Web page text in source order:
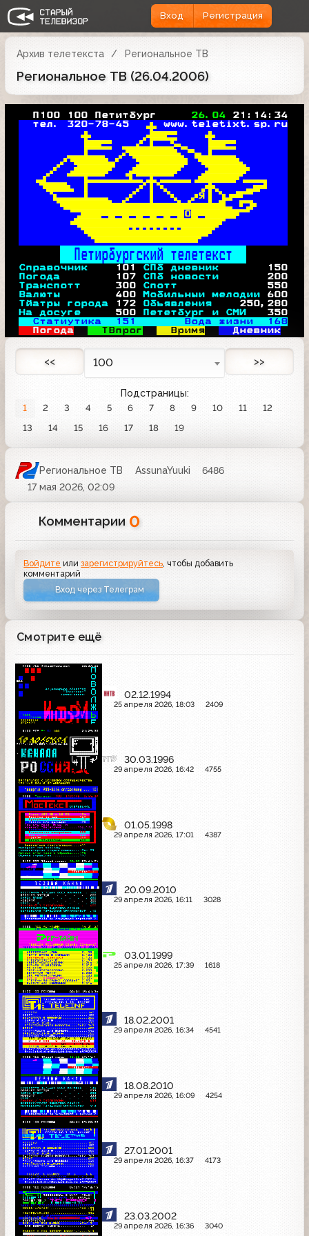
Вход Регистрация
Архив телетекста Региональное ТВ
Региональное ТВ (26.04.2006)
   П100 100 Петитбург
26.04 21:14:34
тел. 320-78-45  www.teletixt.sp.ru







Я

О



Петирбургский телетекст
Справочник 101 СПб дневник
150
Погода
107 СПб новости 200
Транспотт 300 Спотт
550
Валюты 400 Мобильныи мелодии 600
Тйатры города
172 Объявления 250,280
На досуге 500 Пететбург и СМИ
350
Статиутика
151
       Вода жизни
168
Погода
ТВпрог Вримя Дневник
<< 100 >>
Подстраницы:
1 2 3 4 5 6 7 8 9 10 11
12
13
14 15 16 17 18 19
Региональное ТВ AssunaYuuki
6486
17 мая 2026, 02:09
Комментарии 0
Войдите илизарегистрируйтесь, чтобы добавить
комментарий
Вход через Телеграм
Смотрите ещё
02.12.1994
25 апреля 2026, 18:03 2409
30.03.1996
29 апреля 2026, 16:42 4755
01.05.1998
29 апреля 2026, 17:01 4387
20.09.2010
29 апреля 2026, 16:11 3028
03.01.1999
25 апреля 2026, 17:39 1618
18.02.2001
29 апреля 2026, 16:34 4541
18.08.2010
29 апреля 2026, 16:09 4254
27.01.2001
29 апреля 2026, 16:37 4173
23.03.2002
29 апреля 2026, 16:36 3040